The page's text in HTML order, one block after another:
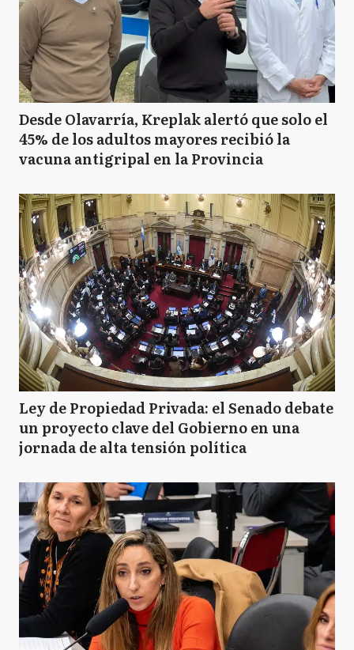
Desde Olavarría, Kreplak alertó que solo el
45% de los adultos mayores recibió la
vacuna antigripal en la Provincia
Ley de Propiedad Privada: el Senado debate
un proyecto clave del Gobierno en una
jornada de alta tensión política